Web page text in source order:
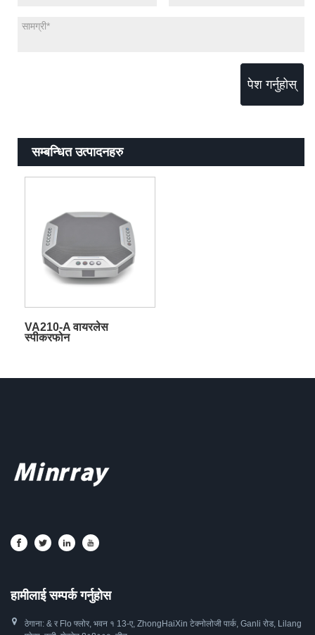
पेश गर्नुहोस्
सम्बन्धित उत्पादनहरु
VA210-A वायरलेस
स्पीकरफोन
हामीलाई सम्पर्क गर्नुहोस
ठेगाना: & र Flo फ्लोर, भवन १ 13-ए, ZhongHaiXin टेक्नोलोजी पार्क, Ganli रोड, Lilang